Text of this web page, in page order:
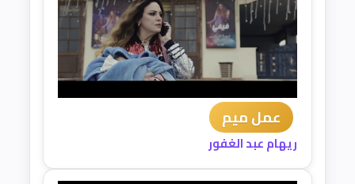
عمل ميم
ريهام عبد الغفور